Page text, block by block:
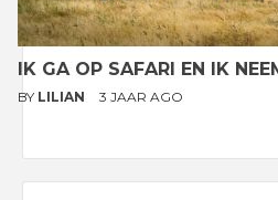
IK GA OP SAFARI EN IK
BY LILIAN 3 JAAR AGO